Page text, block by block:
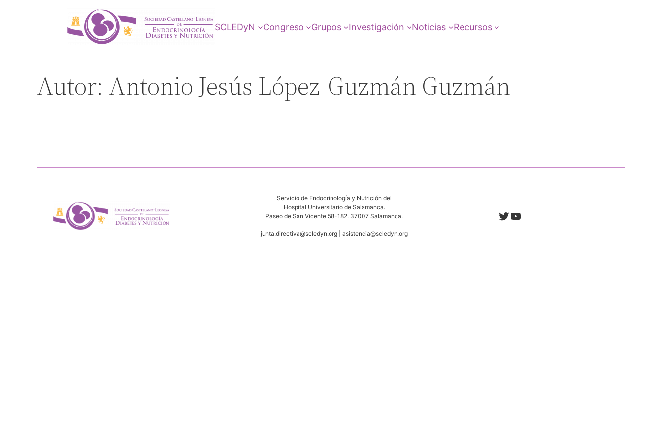
SCLEDyN Congreso Grupos Investigación Noticias Recursos
Autor: Antonio Jesús López-Guzmán Guzmán
Servicio de Endocrinología y Nutrición del
Hospital Universitario de Salamanca.
Paseo de San Vicente 58-182. 37007 Salamanca.
junta.directiva@scledyn.org | asistencia@scledyn.org
Twitter
YouTube